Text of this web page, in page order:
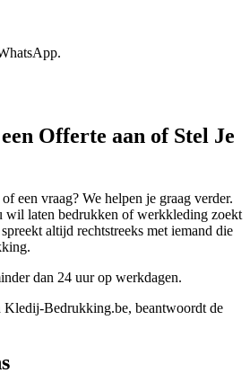
Offerte aan of Stel Je
een vraag? We helpen je graag verder.
wil laten bedrukken of werkkleding zoekt
altijd rechtstreeks met iemand die
dan 24 uur op werkdagen.